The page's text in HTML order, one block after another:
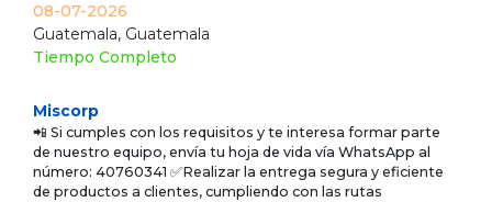
08-07-2026
Guatemala, Guatemala
Tiempo Completo
Miscorp
📲 Si cumples con los requisitos y te interesa formar parte
de nuestro equipo, envía tu hoja de vida vía WhatsApp al
número: 40760341 ✅Realizar la entrega segura y eficiente
de productos a clientes, cumpliendo con las rutas